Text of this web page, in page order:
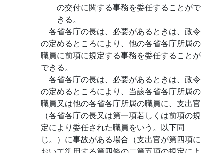
の交付に関する事務を委任することがで
きる。
各省各庁の長は、必要があるときは、政令
の定めるところにより、他の各省各庁所属の
職員に前項に規定する事務を委任することが
できる。
各省各庁の長は、必要があるときは、政令
の定めるところにより、当該各省各庁所属の
職員又は他の各省各庁所属の職員に、支出官
（各省各庁の長又は第一項若しくは前項の規
定により委任された職員をいう。以下同
じ。）に事故がある場合（支出官が第四項に